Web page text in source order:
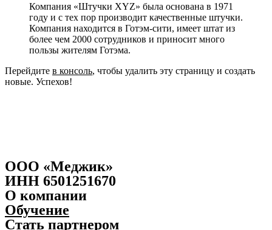
Компания «Штучки XYZ» была основана в 1971
году и с тех пор производит качественные штучки.
Компания находится в Готэм-сити, имеет штат из
более чем 2000 сотрудников и приносит много
пользы жителям Готэма.
Перейдите в консоль, чтобы удалить эту страницу и создать
новые. Успехов!
ООО «Меджик»
ИНН 6501251670
О компании
Обучение
Стать партнером